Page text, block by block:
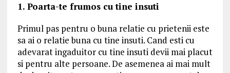
1. Poarta-te frumos cu tine insuti
Primul pas pentru o buna relatie cu prietenii este
sa ai o relatie buna cu tine insuti. Cand esti cu
adevarat ingaduitor cu tine insuti devii mai placut
si pentru alte persoane. De asemenea ai mai mult